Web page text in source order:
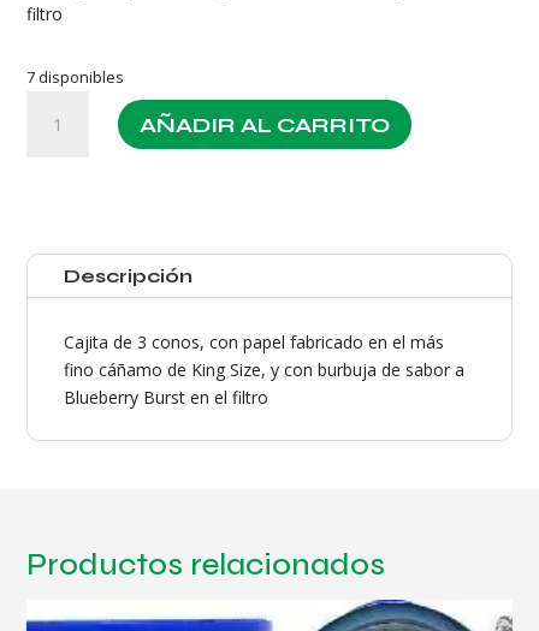
filtro
7 disponibles
Burst
cantidad
AÑADIR AL CARRITO
Descripción
Cajita de 3 conos, con papel fabricado en el más
fino cáñamo de King Size, y con burbuja de sabor a
Blueberry Burst en el filtro
Productos relacionados